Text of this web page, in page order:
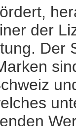
der
Der